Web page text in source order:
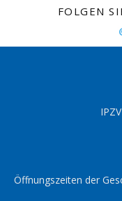
FOLGEN
Öffnungszeiten der